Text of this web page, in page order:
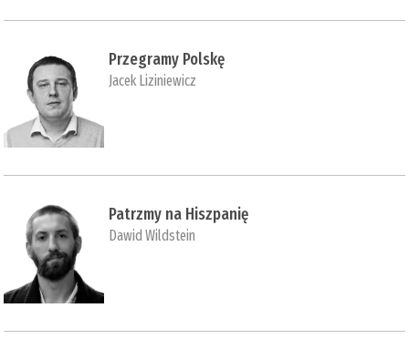
Przegramy Polskę
Jacek Liziniewicz
Patrzmy na Hiszpanię
Dawid Wildstein